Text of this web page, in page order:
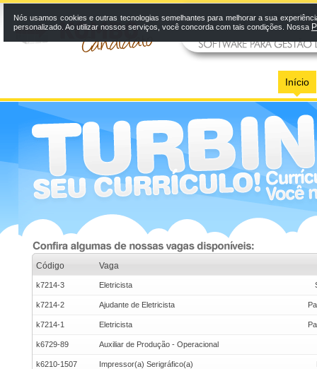
Início
Código Vaga
k7214-3 Eletricista
k7214-2 Ajudante de Eletricista
k7214-1 Eletricista
k6729-89 Auxiliar de Produção - Operacional
k6210-1507 Impressor(a) Serigráfico(a)
Nós usamos cookies e outras tecnologias semelhantes para melhorar a sua
personalizado. Ao utilizar nossos serviços, você concorda com tais condições. Nossa